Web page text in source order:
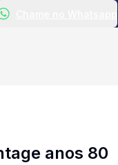
anos 80